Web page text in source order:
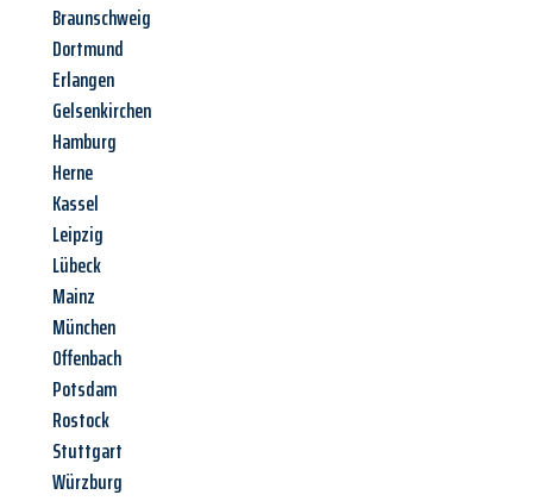
Braunschweig
Dortmund
Erlangen
Gelsenkirchen
Hamburg
Herne
Kassel
Leipzig
Lübeck
Mainz
München
Offenbach
Potsdam
Rostock
Stuttgart
Würzburg